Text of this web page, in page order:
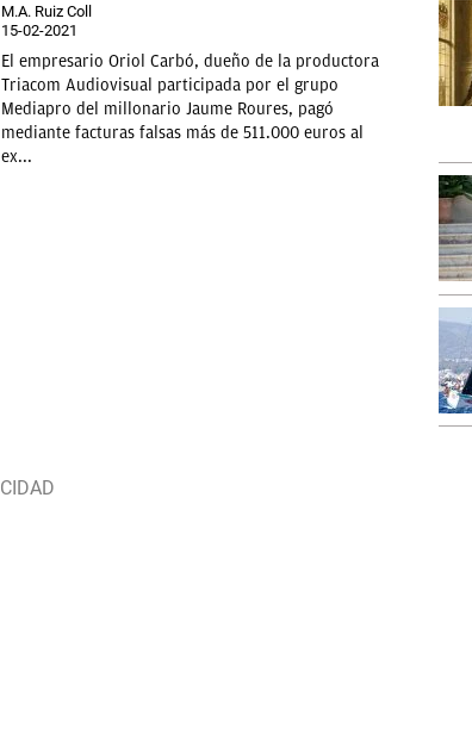
M.A. Ruiz Coll
15-02-2021
El empresario Oriol Carbó, dueño de la productora
Triacom Audiovisual participada por el grupo
Mediapro del millonario Jaume Roures, pagó
mediante facturas falsas más de 511.000 euros al
ex...